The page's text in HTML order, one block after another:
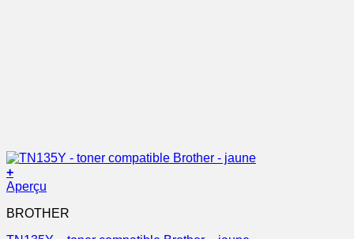
+
Aperçu
BROTHER